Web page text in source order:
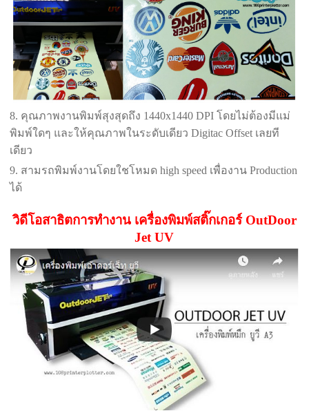
8. คุณภาพงานพิมพ์สุงสุดถึง 1440x1440 DPI โดยไม่ต้องมีแม่
พิมพ์ใดๆ และให้คุณภาพในระดับเดียว Digitac Offset เลยที
เดียว
9. สามรถพิมพ์งานโดยใชโหมด high speed เพื่องาน Production
ได้
วิดีโอสาธิตการทำงาน เครื่องพิมพ์สติ๊กเกอร์ OutDoor
Jet UV